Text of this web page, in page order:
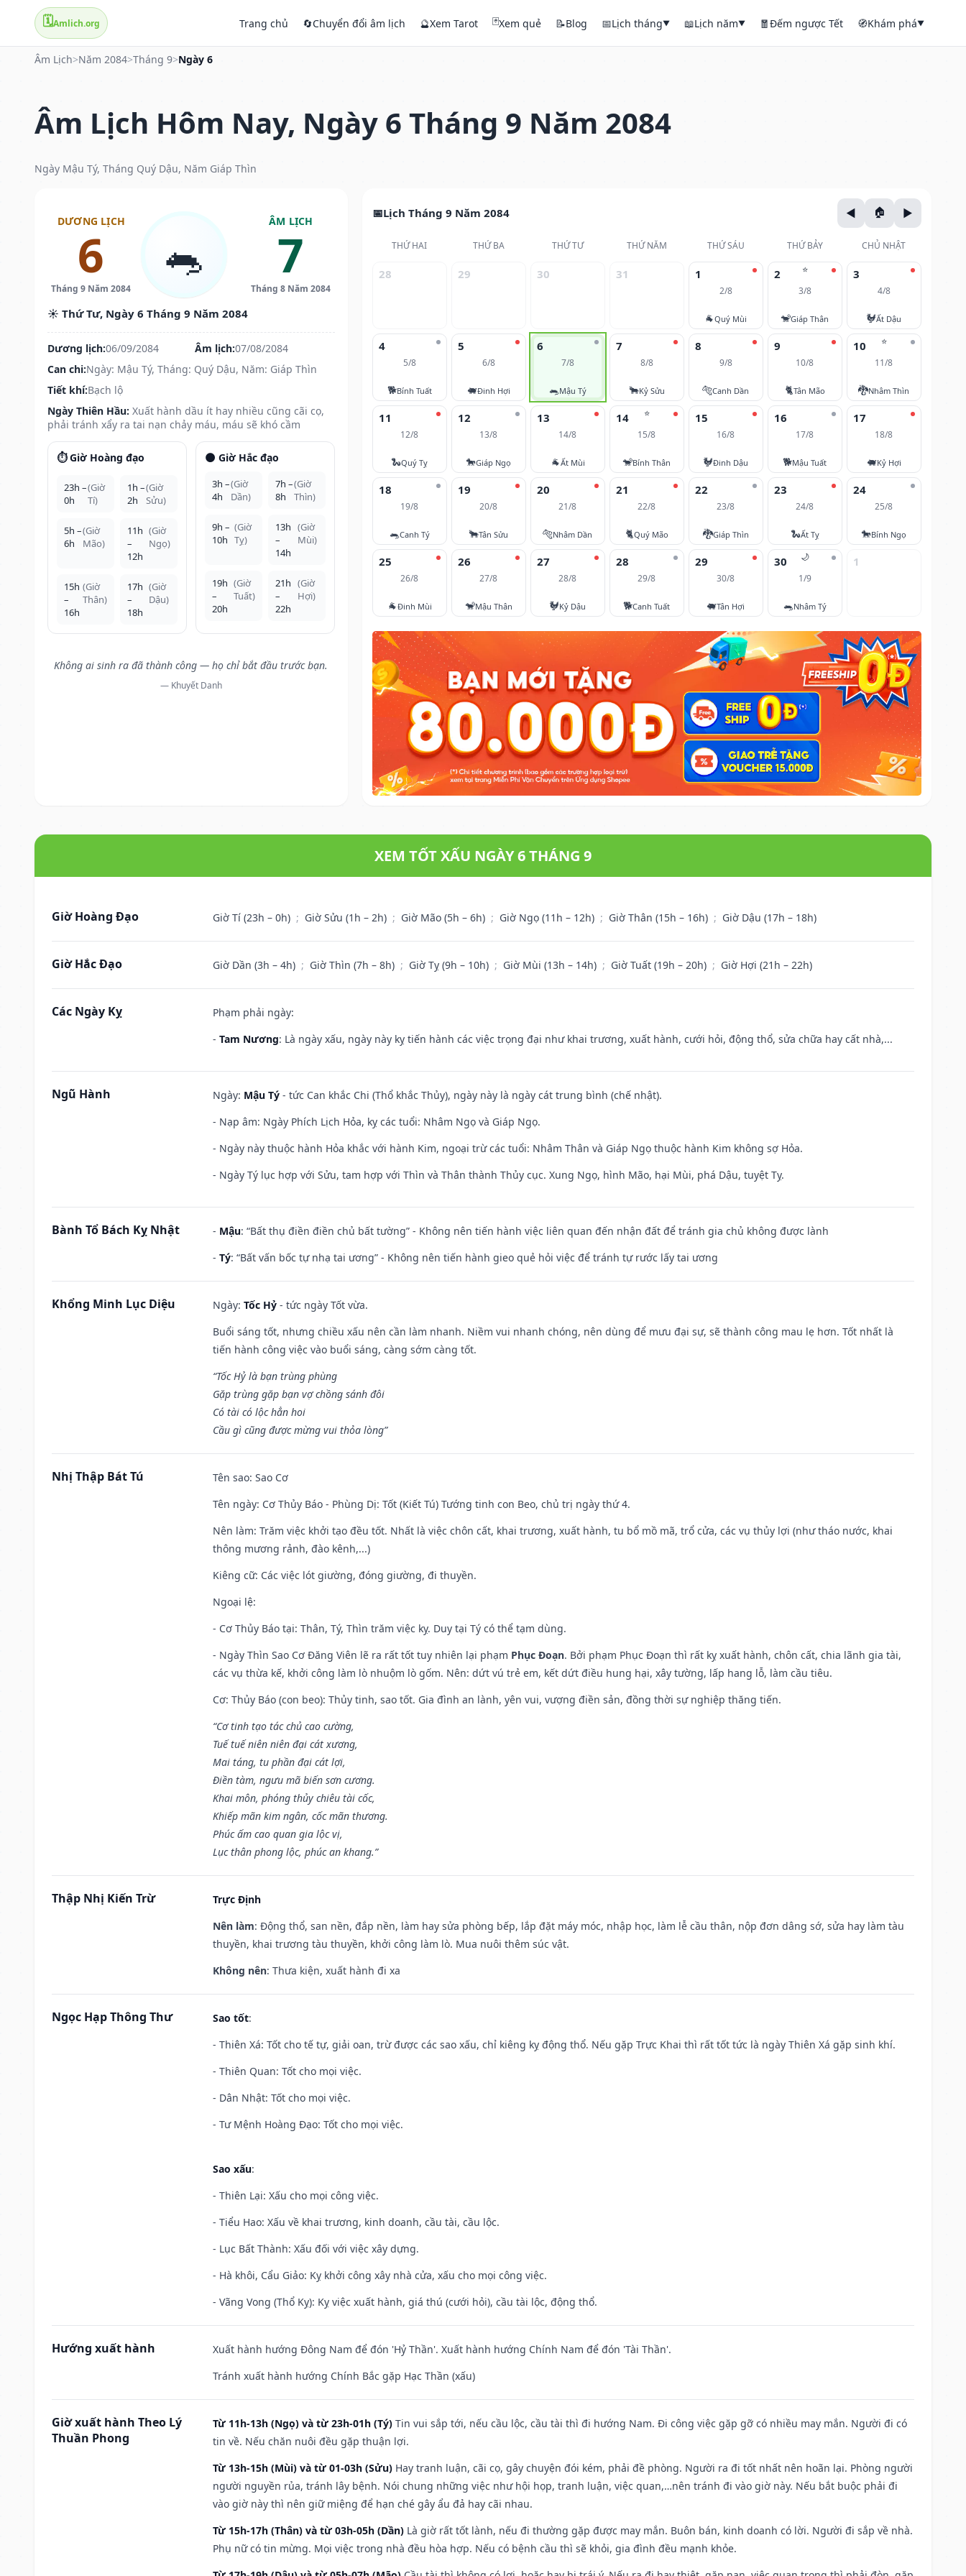
🗓️Amlich.org Trang chủ 🔄Chuyển đổi âm lịch 🔮Xem Tarot 🃏Xem quẻ 📝Blog 📅Lịch tháng▼ 📖Lịch năm▼ 🧧Đếm ngược Tết 🧭Khám phá▼
Âm Lịch>Năm 2084>Tháng 9>Ngày 6
Âm Lịch Hôm Nay, Ngày 6 Tháng 9 Năm 2084
Ngày Mậu Tý, Tháng Quý Dậu, Năm Giáp Thìn
DƯƠNG LỊCH
6
Tháng 9 Năm 2084
🐀
ÂM LỊCH
7
Tháng 8 Năm 2084
☀️ Thứ Tư, Ngày 6 Tháng 9 Năm 2084
Dương lịch:06/09/2084 Âm lịch:07/08/2084
Can chi:Ngày: Mậu Tý, Tháng: Quý Dậu, Năm: Giáp Thìn
Tiết khí:Bạch lộ
Ngày Thiên Hầu: Xuất hành dầu ít hay nhiều cũng cãi cọ,
phải tránh xẩy ra tai nạn chảy máu, máu sẽ khó cầm
⏱️ Giờ Hoàng đạo
23h –
0h
(Giờ
Tí)
1h –
2h
(Giờ
Sửu)
5h –
6h
(Giờ
Mão)
11h
–
12h
(Giờ
Ngọ)
15h
–
16h
(Giờ
Thân)
17h
–
18h
(Giờ
Dậu)
🌑 Giờ Hắc đạo
3h –
4h
(Giờ
Dần)
7h –
8h
(Giờ
Thìn)
9h –
10h
(Giờ
Tỵ)
13h
–
14h
(Giờ
Mùi)
19h
–
20h
(Giờ
Tuất)
21h
–
22h
(Giờ
Hợi)
Không ai sinh ra đã thành công — họ chỉ bắt đầu trước bạn.
— Khuyết Danh
Lịch Tháng 9 Năm 2084
THỨ HAI THỨ BA THỨ TƯ THỨ NĂM THỨ SÁU THỨ BẢY CHỦ NHẬT
28 29 30 31 1
2/8
🐐Quý Mùi
⭐
2
3/8
🐒Giáp Thân
3
4/8
🐓Ất Dậu
4
5/8
🐕Bính Tuất
5
6/8
🐖Đinh Hợi
6
7/8
🐀Mậu Tý
7
8/8
🐂Kỷ Sửu
8
9/8
🐅Canh Dần
9
10/8
🐈Tân Mão
⭐
10
11/8
🐉Nhâm Thìn
11
12/8
🐍Quý Tỵ
12
13/8
🐎Giáp Ngọ
13
14/8
🐐Ất Mùi
⭐
14
15/8
🐒Bính Thân
15
16/8
🐓Đinh Dậu
16
17/8
🐕Mậu Tuất
17
18/8
🐖Kỷ Hợi
18
19/8
🐀Canh Tý
19
20/8
🐂Tân Sửu
20
21/8
🐅Nhâm Dần
21
22/8
🐈Quý Mão
22
23/8
🐉Giáp Thìn
23
24/8
🐍Ất Tỵ
24
25/8
🐎Bính Ngọ
25
26/8
🐐Đinh Mùi
26
27/8
🐒Mậu Thân
27
28/8
🐓Kỷ Dậu
28
29/8
🐕Canh Tuất
29
30/8
🐖Tân Hợi
🌙
30
1/9
🐀Nhâm Tý
1
XEM TỐT XẤU NGÀY 6 THÁNG 9
Giờ Hoàng Đạo Giờ Tí (23h – 0h) ; Giờ Sửu (1h – 2h) ; Giờ Mão (5h – 6h) ; Giờ Ngọ (11h – 12h) ; Giờ Thân (15h – 16h) ; Giờ Dậu (17h – 18h)
Giờ Hắc Đạo Giờ Dần (3h – 4h) ; Giờ Thìn (7h – 8h) ; Giờ Tỵ (9h – 10h) ; Giờ Mùi (13h – 14h) ; Giờ Tuất (19h – 20h) ; Giờ Hợi (21h – 22h)
Các Ngày Kỵ
Phạm phải ngày:
- Tam Nương: Là ngày xấu, ngày này kỵ tiến hành các việc trọng đại như khai trương, xuất hành, cưới hỏi, động thổ, sửa chữa hay cất nhà,...
Ngũ Hành Ngày: Mậu Tý - tức Can khắc Chi (Thổ khắc Thủy), ngày này là ngày cát trung bình (chế nhật).
- Nạp âm: Ngày Phích Lịch Hỏa, kỵ các tuổi: Nhâm Ngọ và Giáp Ngọ.
- Ngày này thuộc hành Hỏa khắc với hành Kim, ngoại trừ các tuổi: Nhâm Thân và Giáp Ngọ thuộc hành Kim không sợ Hỏa.
- Ngày Tý lục hợp với Sửu, tam hợp với Thìn và Thân thành Thủy cục. Xung Ngọ, hình Mão, hại Mùi, phá Dậu, tuyệt Tỵ.
Bành Tổ Bách Kỵ Nhật - Mậu: “Bất thụ điền điền chủ bất tường” - Không nên tiến hành việc liên quan đến nhận đất để tránh gia chủ không được lành
- Tý: “Bất vấn bốc tự nhạ tai ương” - Không nên tiến hành gieo quẻ hỏi việc để tránh tự rước lấy tai ương
Khổng Minh Lục Diệu Ngày: Tốc Hỷ - tức ngày Tốt vừa.
Buổi sáng tốt, nhưng chiều xấu nên cần làm nhanh. Niềm vui nhanh chóng, nên dùng để mưu đại sự, sẽ thành công mau lẹ hơn. Tốt nhất là
tiến hành công việc vào buổi sáng, càng sớm càng tốt.
“Tốc Hỷ là bạn trùng phùng
Gặp trùng gặp bạn vợ chồng sánh đôi
Có tài có lộc hẳn hoi
Cầu gì cũng được mừng vui thỏa lòng”
Nhị Thập Bát Tú Tên sao: Sao Cơ
Tên ngày: Cơ Thủy Báo - Phùng Dị: Tốt (Kiết Tú) Tướng tinh con Beo, chủ trị ngày thứ 4.
Nên làm: Trăm việc khởi tạo đều tốt. Nhất là việc chôn cất, khai trương, xuất hành, tu bổ mồ mã, trổ cửa, các vụ thủy lợi (như tháo nước, khai
thông mương rảnh, đào kênh,...)
Kiêng cữ: Các việc lót giường, đóng giường, đi thuyền.
Ngoại lệ:
- Cơ Thủy Báo tại: Thân, Tý, Thìn trăm việc kỵ. Duy tại Tý có thể tạm dùng.
- Ngày Thìn Sao Cơ Đăng Viên lẽ ra rất tốt tuy nhiên lại phạm Phục Đoạn. Bởi phạm Phục Đoạn thì rất kỵ xuất hành, chôn cất, chia lãnh gia tài,
các vụ thừa kế, khởi công làm lò nhuộm lò gốm. Nên: dứt vú trẻ em, kết dứt điều hung hại, xây tường, lấp hang lỗ, làm cầu tiêu.
Cơ: Thủy Báo (con beo): Thủy tinh, sao tốt. Gia đình an lành, yên vui, vượng điền sản, đồng thời sự nghiệp thăng tiến.
“Cơ tinh tạo tác chủ cao cường,
Tuế tuế niên niên đại cát xương,
Mai táng, tu phần đại cát lợi,
Điền tàm, ngưu mã biến sơn cương.
Khai môn, phóng thủy chiêu tài cốc,
Khiếp mãn kim ngân, cốc mãn thương.
Phúc ấm cao quan gia lộc vị,
Lục thân phong lộc, phúc an khang.”
Thập Nhị Kiến Trừ
Trực Định
Nên làm: Động thổ, san nền, đắp nền, làm hay sửa phòng bếp, lắp đặt máy móc, nhập học, làm lễ cầu thân, nộp đơn dâng sớ, sửa hay làm tàu
thuyền, khai trương tàu thuyền, khởi công làm lò. Mua nuôi thêm súc vật.
Không nên: Thưa kiện, xuất hành đi xa
Ngọc Hạp Thông Thư Sao tốt:
- Thiên Xá: Tốt cho tế tự, giải oan, trừ được các sao xấu, chỉ kiêng kỵ động thổ. Nếu gặp Trực Khai thì rất tốt tức là ngày Thiên Xá gặp sinh khí.
- Thiên Quan: Tốt cho mọi việc.
- Dân Nhật: Tốt cho mọi việc.
- Tư Mệnh Hoàng Đạo: Tốt cho mọi việc.
Sao xấu:
- Thiên Lại: Xấu cho mọi công việc.
- Tiểu Hao: Xấu về khai trương, kinh doanh, cầu tài, cầu lộc.
- Lục Bất Thành: Xấu đối với việc xây dựng.
- Hà khôi, Cẩu Giảo: Kỵ khởi công xây nhà cửa, xấu cho mọi công việc.
- Vãng Vong (Thổ Kỵ): Kỵ việc xuất hành, giá thú (cưới hỏi), cầu tài lộc, động thổ.
Hướng xuất hành
Xuất hành hướng Đông Nam để đón 'Hỷ Thần'. Xuất hành hướng Chính Nam để đón 'Tài Thần'.
Tránh xuất hành hướng Chính Bắc gặp Hạc Thần (xấu)
Giờ xuất hành Theo Lý
Thuần Phong
Từ 11h-13h (Ngọ) và từ 23h-01h (Tý) Tin vui sắp tới, nếu cầu lộc, cầu tài thì đi hướng Nam. Đi công việc gặp gỡ có nhiều may mắn. Người đi có
tin về. Nếu chăn nuôi đều gặp thuận lợi.
Từ 13h-15h (Mùi) và từ 01-03h (Sửu) Hay tranh luận, cãi cọ, gây chuyện đói kém, phải đề phòng. Người ra đi tốt nhất nên hoãn lại. Phòng người
người nguyền rủa, tránh lây bệnh. Nói chung những việc như hội họp, tranh luận, việc quan,…nên tránh đi vào giờ này. Nếu bắt buộc phải đi
vào giờ này thì nên giữ miệng để hạn ché gây ẩu đả hay cãi nhau.
Từ 15h-17h (Thân) và từ 03h-05h (Dần) Là giờ rất tốt lành, nếu đi thường gặp được may mắn. Buôn bán, kinh doanh có lời. Người đi sắp về nhà.
Phụ nữ có tin mừng. Mọi việc trong nhà đều hòa hợp. Nếu có bệnh cầu thì sẽ khỏi, gia đình đều mạnh khỏe.